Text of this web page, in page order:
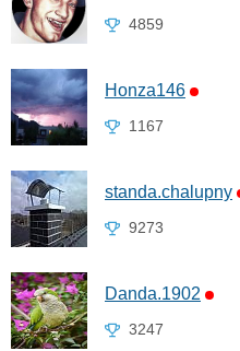
4859
Honza146
1167
standa.chalupny
9273
Danda.1902
3247